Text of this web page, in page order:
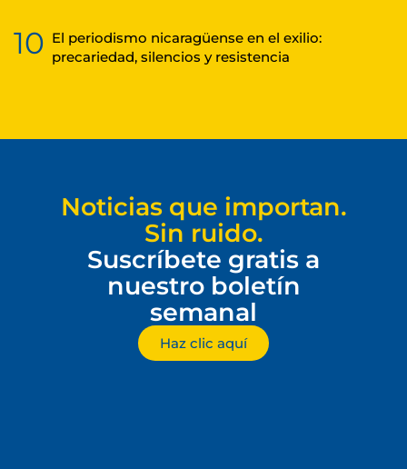
10 El periodismo nicaragüense en el exilio:
precariedad, silencios y resistencia
Noticias que importan.
Sin ruido.
Suscríbete gratis a
nuestro boletín
semanal
Haz clic aquí